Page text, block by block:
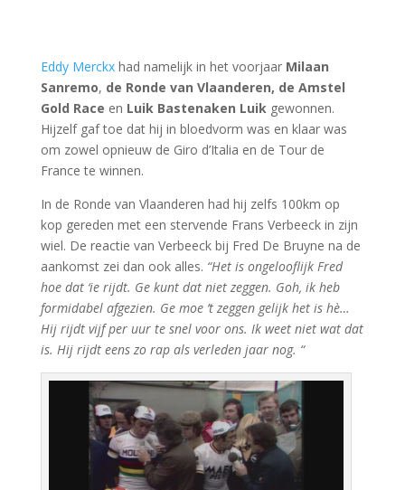
Eddy Merckxhad namelijk in het voorjaar Milaan
Sanremo, de Ronde van Vlaanderen, de Amstel
Gold Race en Luik Bastenaken Luikgewonnen.
Hijzelf gaf toe dat hij in bloedvorm was en klaar was
om zowel opnieuw de Giro d’Italia en de Tour de
France te winnen.
In de Ronde van Vlaanderen had hij zelfs 100km op
kop gereden met een stervende Frans Verbeeck in zijn
wiel. De reactie van Verbeeck bij Fred De Bruyne na de
aankomst zei dan ook alles. “Het is ongelooflijk Fred
hoe dat ‘ie rijdt. Ge kunt dat niet zeggen. Goh, ik heb
formidabel afgezien. Ge moe ’t zeggen gelijk het is hè…
Hij rijdt vijf per uur te snel voor ons. Ik weet niet wat dat
is. Hij rijdt eens zo rap als verleden jaar nog. “